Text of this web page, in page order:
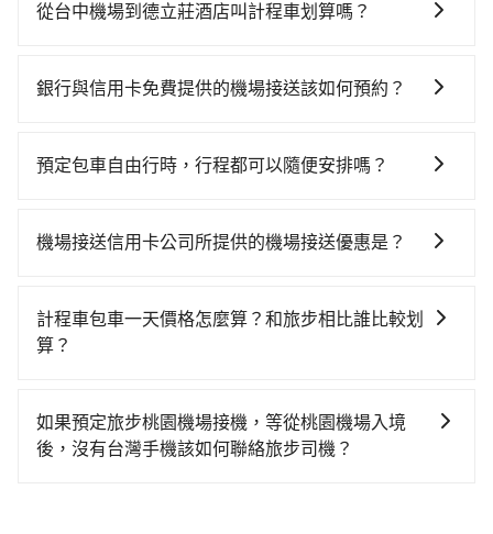
約900元、車程約31分鐘。抵達高鐵站後，步行進站、
人票價700元，再用15分鐘出站，最後再根據距離的遠
位同行，高鐵加轉乘之平均每人花費為1,000元。不過，
車接送，則每人平均花費約860元，費時1小時42分鐘。
在還不馬上來預約tripool！如果你僅有兩位乘車，也可
參考tripool的拼車共乘服務，最多可再節省50%的交通
時不需要閉目養神（因為要自己開車），最重要的是你
$115~205承租小轎車，每公里再額外加收$3.2，從台中
回），雖已將eTag和可能的每小時40元路邊停車費用預
Yaris、Prius C、Vios這類乘坐體驗較差的車款，如果人
發現仍有上一組乘客遺留的垃圾或者撞凹的車門仍未被
修理，每一次租車都好像在開樂透一樣。另外，偶爾也
車或者要載其他乘客的人來說就有不小的風險。最後，
雖然路邊隨租隨還看似方便，但實際使用時還是有其區
從台中機場到德立莊酒店叫計程車划算嗎？
灣大車隊、Uber、Line Taxi、Yoxi等。依照里程跳錶計
有27%會採現場議價，建議最好先上網預約，以免當場
銀行與信用卡免費提供的機場接送該如何預約？
您可與您的銀行或信用卡公司確認是否提供機場接送服
善保存相關資訊。若有任何疑問或需要進一步協助，亦
預定包車自由行時，行程都可以隨便安排嗎？
沒有到達海拔1500公里以上的山區，行程都是可以依照
機場接送信用卡公司所提供的機場接送優惠是？
不過，每家信用卡公司所提供的機場接送優惠次數都有
所不同，而且詳細的優惠規定也可能會隨時變更。為了
握最新的優惠訊息，並且充分利用您的信用卡優惠服
務。
計程車包車一天價格怎麼算？和旅步相比誰比較划
算？
格通常是根據時間或距離來計算，而且在不同城市和地
區，價格可能有所不同。另外，計程車包車價格也可能
如果預定旅步桃園機場接機，等從桃園機場入境
後，沒有台灣手機該如何聯絡旅步司機？